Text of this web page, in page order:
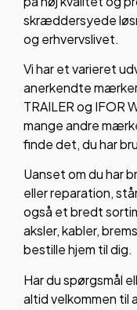
skræddersyede
og erhvervslivet.
Vi har et varieret
anerkendte mærker
TRAILER og IFOR
mange andre
finde det, du har
Uanset om du har
eller reparation,
også et bredt
aksler, kabler,
bestille hjem til dig.
Har du spørgsmål
altid velkommen til